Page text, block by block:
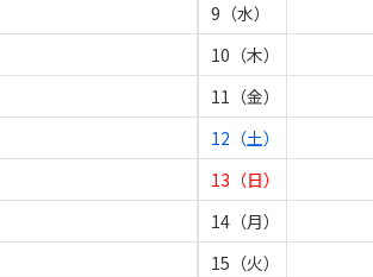
9（水）
10（木）
11（金）
12（土）
13（日）
14（月）
15（火）